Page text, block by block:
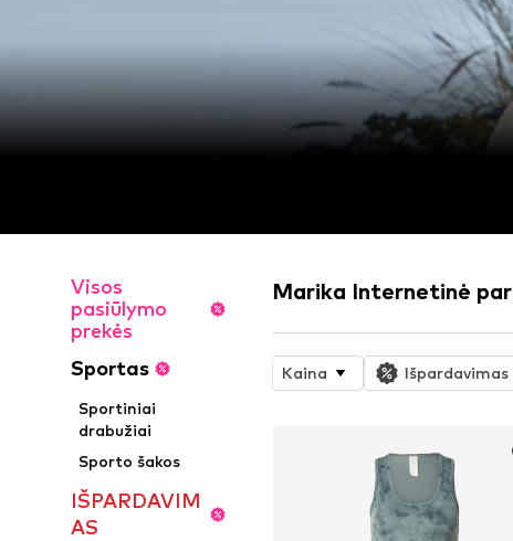
Visos
pasiūlymo
prekės
Sportas
Sportiniai
drabužiai
Sporto šakos
IŠPARDAVIM
AS
Marika Internetinė
Kaina Išpardavimas